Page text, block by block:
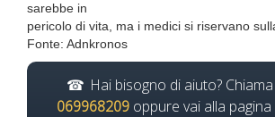
sarebbe in
pericolo di vita, ma i medici si riservano
Fonte: Adnkronos
Hai bisogno di aiuto?
069968209 oppure vai alla pagina